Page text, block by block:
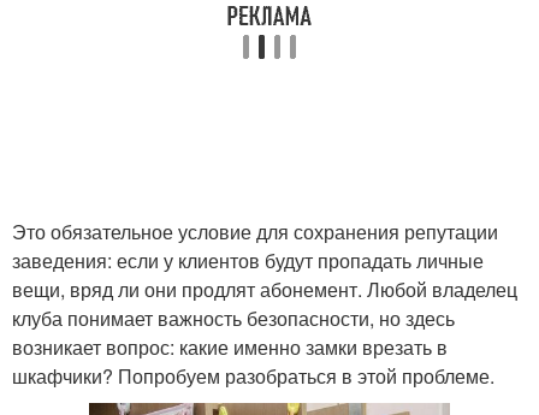
Это обязательное условие для сохранения репутации
заведения: если у клиентов будут пропадать личные
вещи, вряд ли они продлят абонемент. Любой владелец
клуба понимает важность безопасности, но здесь
возникает вопрос: какие именно замки врезать в
шкафчики? Попробуем разобраться в этой проблеме.